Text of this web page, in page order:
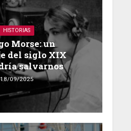
HISTORIAS
Morse: un
del siglo XIX
salvarnos
18/09/2025